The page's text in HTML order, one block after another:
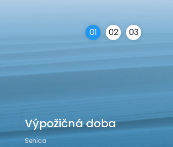
01 02 03
Výpožičná doba
Senica